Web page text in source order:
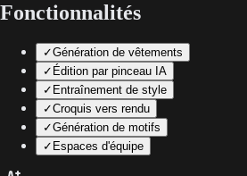
Fonctionnalités
✓Génération de vêtements
✓ Édition par pinceau IA
✓ Entraînement de style
✓Croquis vers rendu
✓Génération de motifs
✓ Espaces d'équipe